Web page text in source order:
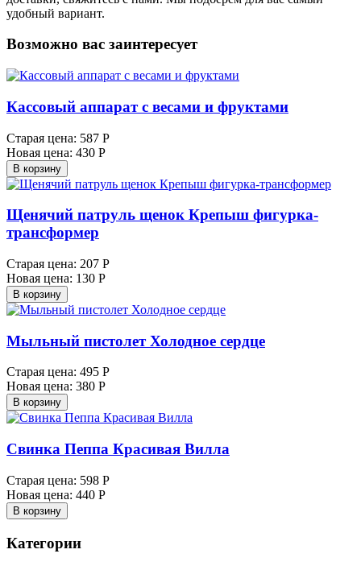
удобный вариант.
Возможно вас заинтересует
Кассовый аппарат с весами и фруктами
Старая цена: 587 Р
Новая цена: 430 Р
В корзину
Щенячий патруль щенок Крепыш фигурка-
трансформер
Старая цена: 207 Р
Новая цена: 130 Р
В корзину
Мыльный пистолет Холодное сердце
Старая цена: 495 Р
Новая цена: 380 Р
В корзину
Свинка Пеппа Красивая Вилла
Старая цена: 598 Р
Новая цена: 440 Р
В корзину
Категории